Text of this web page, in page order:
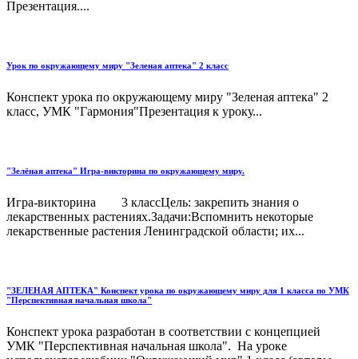
Презентация....
Урок по окружающему миру "Зеленая аптека" 2 класс
Конспект урока по окружающему миру "Зеленая аптека" 2
класс, УМК "Гармония"Презентация к уроку...
"Зелёная аптека" Игра-викторина по окружающему миру.
Игра-викторина 3 классЦель: закрепить знания о
лекарственных растениях.Задачи:Вспомнить некоторые
лекарственные растения Ленинградской области; их...
"ЗЕЛЕНАЯ АПТЕКА" Конспект урока по окружающему миру для 1 класса по УМК
"Перспективная начальная школа"
Конспект урока разработан в соответствии с концепцией
УМК "Перспективная начальная школа". На уроке